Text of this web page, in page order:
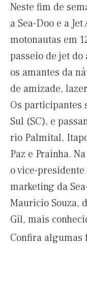
Neste fim de
a Sea-Doo e a
motonautas em
passeio de jet
os amantes da
de amizade,
Os participantes
Sul (SC), e
rio Palmital,
Paz e Prainha.
o vice-
marketing da
Mauricio Souza,
Gil, mais
Confira algumas